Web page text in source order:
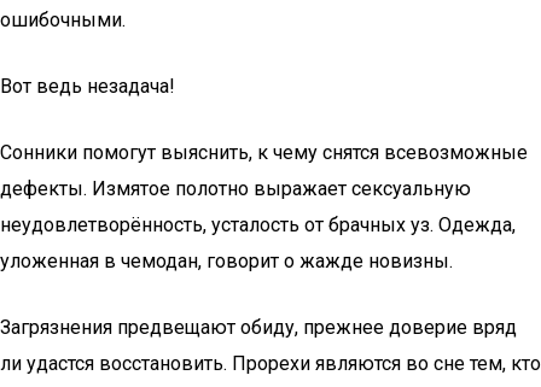
ошибочными.
Вот ведь незадача!
Сонники помогут выяснить, к чему снятся всевозможные
дефекты. Измятое полотно выражает сексуальную
неудовлетворённость, усталость от брачных уз. Одежда,
уложенная в чемодан, говорит о жажде новизны.
Загрязнения предвещают обиду, прежнее доверие вряд
ли удастся восстановить. Прорехи являются во сне тем, кто